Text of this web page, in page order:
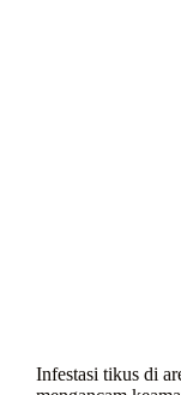
Infestasi tikus di